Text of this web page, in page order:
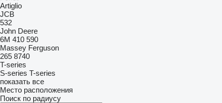
Artiglio
JCB
532
John Deere
6M 410 590
Massey Ferguson
265 8740
T-series
S-series T-series
показать все
Место расположения
Поиск по радиусу